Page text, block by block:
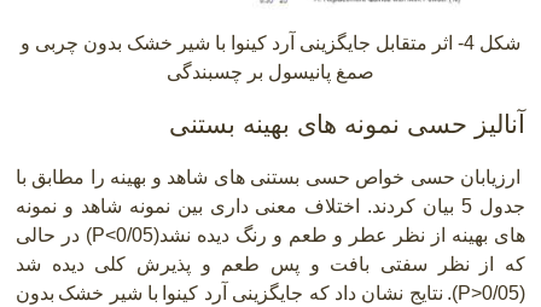
شکل 4- اثر متقابل جایگزینی آرد کینوا با شیر خشک بدون چربی و
صمغ پانیسول بر چسبندگی
آنالیز حسی نمونه های بهینه بستنی
ارزیابان حسی خواص حسی بستنی های شاهد و بهینه را مطابق با
جدول 5 بیان کردند. اختلاف معنی داری بین نمونه شاهد و نمونه
های بهینه از نظر عطر و طعم و رنگ دیده نشدP<0/05)) در حالی
که از نظر سفتی بافت و پس طعم و پذیرش کلی دیده شد
P>0/05)
). نتایج نشان داد که جایگزینی آرد کینوا با شیر خشک بدون